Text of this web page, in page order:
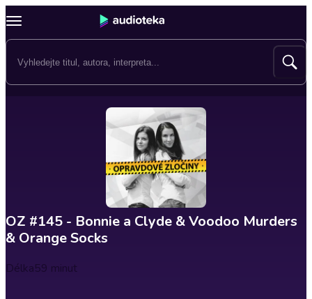
OZ #145 - Bonnie a Clyde & Voodoo Murders
& Orange Socks
Délka59 minut